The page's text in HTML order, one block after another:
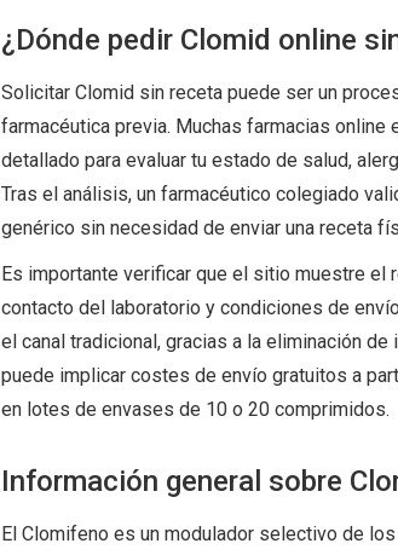
¿Dónde pedir Clomid online
Solicitar Clomid sin receta puede ser un
farmacéutica previa. Muchas farmacias online
detallado para evaluar tu estado de salud,
Tras el análisis, un farmacéutico colegiado
genérico sin necesidad de enviar una receta
Es importante verificar que el sitio muestre
contacto del laboratorio y condiciones de
el canal tradicional, gracias a la eliminación
puede implicar costes de envío gratuitos a
en lotes de envases de 10 o 20 comprimidos.
Información general sobre
El Clomifeno es un modulador selectivo de